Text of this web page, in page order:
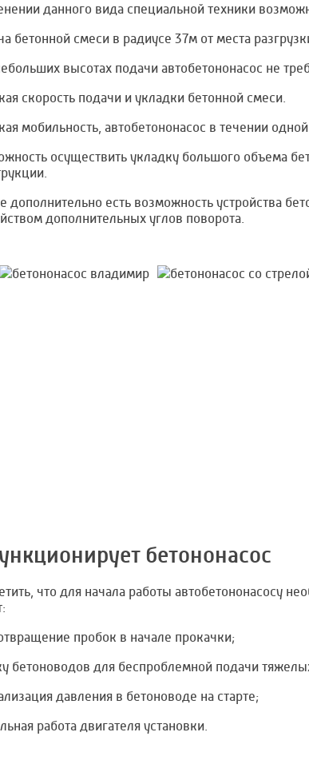
данного вида специальной техники
бетонной смеси в радиусе 37м от места
высотах подачи автобетононасос не
скорость подачи и укладки бетонной смеси.
мобильность, автобетононасос в течении
осуществить укладку большого объема
дополнительно есть возможность устройства
дополнительных углов поворота.
бетононасос
что для начала работы автобетононасосу
пробок в начале прокачки;
бетоноводов для беспроблемной подачи
давления в бетоноводе на старте;
работа двигателя установки.